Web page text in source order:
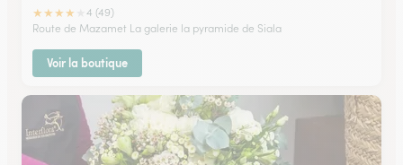
★★★★
4 (49)
Route de Mazamet La galerie la pyramide de Siala
Voir la boutique